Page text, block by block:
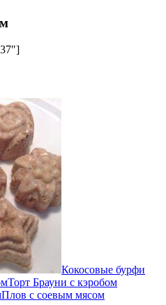
Кокосовые бурфи
Торт Брауни с кэробом
Плов с соевым мясом